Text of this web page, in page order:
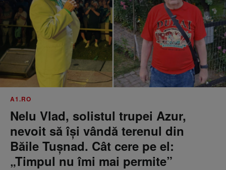
A1.RO
Nelu Vlad, solistul trupei Azur,
nevoit să își vândă terenul din
Băile Tușnad. Cât cere pe el:
„Timpul nu îmi mai permite”